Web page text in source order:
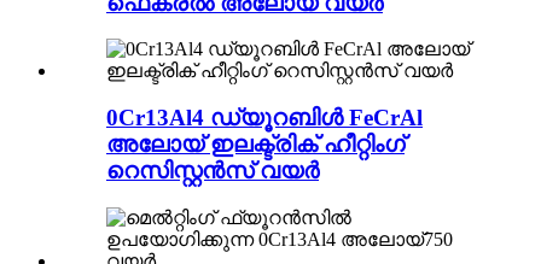
0Cr13Al4 ഡ്യൂറബിൾ FeCrAl
അലോയ് ഇലക്ട്രിക് ഹീറ്റിംഗ്
റെസിസ്റ്റൻസ് വയർ